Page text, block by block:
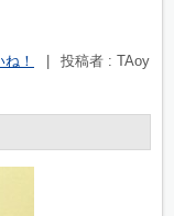
！
投稿者 : TAoy